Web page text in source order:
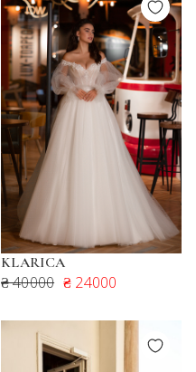
KLARICA
₴ 40000 ₴ 24000